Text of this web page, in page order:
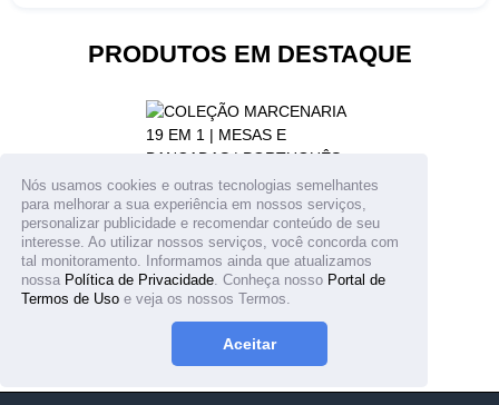
Nós usamos cookies e outras tecnologias semelhantes
para melhorar a sua experiência em nossos serviços,
personalizar publicidade e recomendar conteúdo de seu
interesse. Ao utilizar nossos serviços, você concorda com
tal monitoramento. Informamos ainda que atualizamos
nossa Política de Privacidade . Conheça nosso Portal de
Termos de Uso e veja os nossos Termos.
Aceitar
Proieto simplesmente genial
M Marcelo Coimbra
Excelente projeto de mesa de jantar e é
Gostei! achei tranquilo fazer esta mesa...Obrigado!
PRODUTOS EM DESTAQUE
COLEÇÃO MARCENARIA 19
EM 1 | MESAS E BANCADAS
| PORTUGUÊS E
CENTÍMETROS
R$ 97.00 R$ 99.00